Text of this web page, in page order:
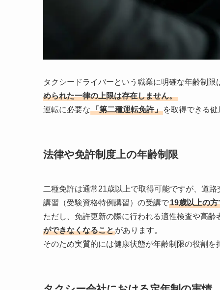
タクシードライバーという職業に明確な年齢制
められた一律の上限は存在しません。
運転に必要な「第二種運転免許」 を取得できる
法律や免許制度上の年齢制限
二種免許は通常21歳以上で取得可能ですが、道
講習（受験資格特例講習）の受講で19歳以上の
ただし、免許更新の際に行われる適性検査や高齢
ができなくなることがあります。
そのため実質的には健康状態が年齢制限の役割を